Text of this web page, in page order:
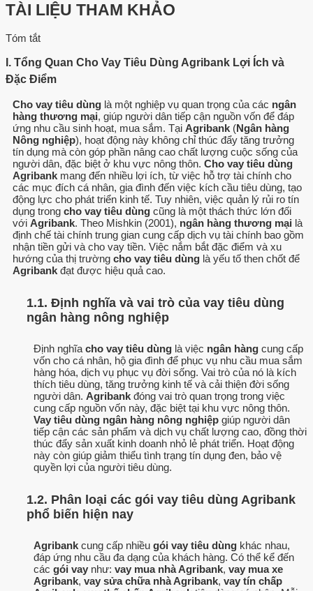
TÀI LIỆU THAM KHẢO
Tóm tắt
I. Tổng Quan Cho Vay Tiêu Dùng Agribank Lợi Ích và
Đặc Điểm
Cho vay tiêu dùng là một nghiệp vụ quan trọng của các ngân
hàng thương mại, giúp người dân tiếp cận nguồn vốn để đáp
ứng nhu cầu sinh hoạt, mua sắm. Tại Agribank (Ngân hàng
Nông nghiệp), hoạt động này không chỉ thúc đẩy tăng trưởng
tín dụng mà còn góp phần nâng cao chất lượng cuộc sống của
người dân, đặc biệt ở khu vực nông thôn. Cho vay tiêu dùng
Agribank mang đến nhiều lợi ích, từ việc hỗ trợ tài chính cho
các mục đích cá nhân, gia đình đến việc kích cầu tiêu dùng, tạo
động lực cho phát triển kinh tế. Tuy nhiên, việc quản lý rủi ro tín
dụng trong cho vay tiêu dùng cũng là một thách thức lớn đối
với Agribank. Theo Mishkin (2001), ngân hàng thương mại là
định chế tài chính trung gian cung cấp dịch vụ tài chính bao gồm
nhận tiền gửi và cho vay tiền. Việc nắm bắt đặc điểm và xu
hướng của thị trường cho vay tiêu dùng là yếu tố then chốt để
Agribank đạt được hiệu quả cao.
1.1. Định nghĩa và vai trò của vay tiêu dùng
ngân hàng nông nghiệp
Định nghĩa cho vay tiêu dùng là việc ngân hàng cung cấp
vốn cho cá nhân, hộ gia đình để phục vụ nhu cầu mua sắm
hàng hóa, dịch vụ phục vụ đời sống. Vai trò của nó là kích
thích tiêu dùng, tăng trưởng kinh tế và cải thiện đời sống
người dân. Agribank đóng vai trò quan trọng trong việc
cung cấp nguồn vốn này, đặc biệt tại khu vực nông thôn.
Vay tiêu dùng ngân hàng nông nghiệp giúp người dân
tiếp cận các sản phẩm và dịch vụ chất lượng cao, đồng thời
thúc đẩy sản xuất kinh doanh nhỏ lẻ phát triển. Hoạt động
này còn giúp giảm thiểu tình trạng tín dụng đen, bảo vệ
quyền lợi của người tiêu dùng.
1.2. Phân loại các gói vay tiêu dùng Agribank
phổ biến hiện nay
Agribank cung cấp nhiều gói vay tiêu dùng khác nhau,
đáp ứng nhu cầu đa dạng của khách hàng. Có thể kể đến
các gói vay như: vay mua nhà Agribank, vay mua xe
Agribank, vay sửa chữa nhà Agribank, vay tín chấp